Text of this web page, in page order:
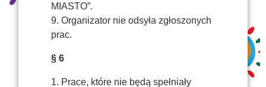
MIASTO”.
9. Organizator nie odsyła zgłoszonych
prac.
§ 6
1. Prace, które nie będą spełniały